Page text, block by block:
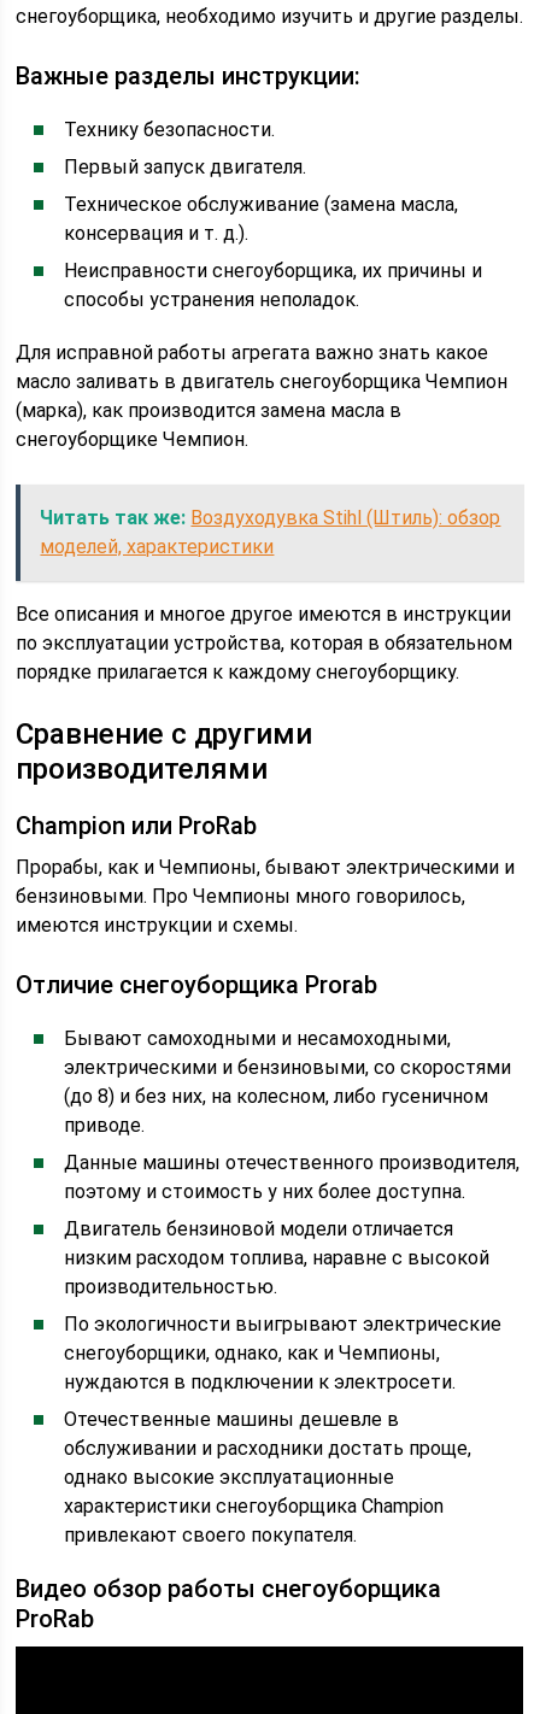
снегоуборщика, необходимо изучить и другие разделы.
Важные разделы инструкции:
Технику безопасности.
Первый запуск двигателя.
Техническое обслуживание (замена масла,
консервация и т. д.).
Неисправности снегоуборщика, их причины и
способы устранения неполадок.
Для исправной работы агрегата важно знать какое
масло заливать в двигатель снегоуборщика Чемпион
(марка), как производится замена масла в
снегоуборщике Чемпион.
Читать так же: Воздуходувка Stihl (Штиль): обзор
моделей, характеристики
Все описания и многое другое имеются в инструкции
по эксплуатации устройства, которая в обязательном
порядке прилагается к каждому снегоуборщику.
Сравнение с другими
производителями
Champion или ProRab
Прорабы, как и Чемпионы, бывают электрическими и
бензиновыми. Про Чемпионы много говорилось,
имеются инструкции и схемы.
Отличие снегоуборщика Prorab
Бывают самоходными и несамоходными,
электрическими и бензиновыми, со скоростями
(до 8) и без них, на колесном, либо гусеничном
приводе.
Данные машины отечественного производителя,
поэтому и стоимость у них более доступна.
Двигатель бензиновой модели отличается
низким расходом топлива, наравне с высокой
производительностью.
По экологичности выигрывают электрические
снегоуборщики, однако, как и Чемпионы,
нуждаются в подключении к электросети.
Отечественные машины дешевле в
обслуживании и расходники достать проще,
однако высокие эксплуатационные
характеристики снегоуборщика Champion
привлекают своего покупателя.
Видео обзор работы снегоуборщика
ProRab